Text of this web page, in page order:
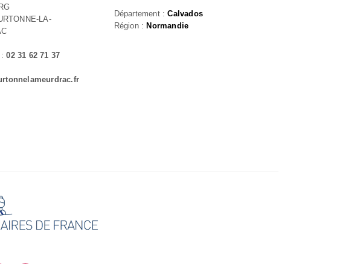
LA-
:02 31 62 71 37
Département :Calvados
Région :Normandie